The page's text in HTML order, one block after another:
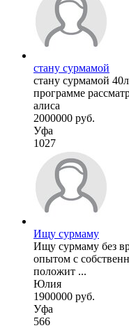
стану сурмамой
стану сурмамой
программе
алиса
2000000 руб.
Уфа
1027
Ищу сурмаму
Ищу сурмаму без
опытом с
положит ...
Юлия
1900000 руб.
Уфа
566